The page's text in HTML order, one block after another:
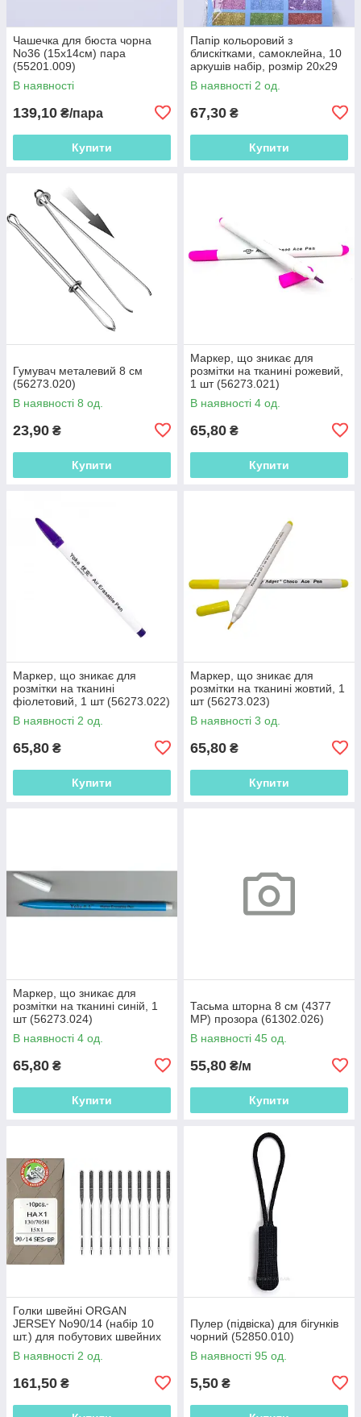
Чашечка для бюста чорна
No36 (15х14см) пара
(55201.009)
В наявності
139,10 ₴/пара
Купити
Папір кольоровий з
блискітками, самоклейна, 10
аркушів набір, розмір 20х29
см (56275.003)
В наявності 2 од.
67,30 ₴
Купити
Гумувач металевий 8 см
(56273.020)
В наявності 8 од.
23,90 ₴
Купити
Маркер, що зникає для
розмітки на тканині рожевий,
1 шт (56273.021)
В наявності 4 од.
65,80 ₴
Купити
Маркер, що зникає для
розмітки на тканині
фіолетовий, 1 шт (56273.022)
В наявності 2 од.
65,80 ₴
Купити
Маркер, що зникає для
розмітки на тканині жовтий, 1
шт (56273.023)
В наявності 3 од.
65,80 ₴
Купити
Маркер, що зникає для
розмітки на тканині синій, 1
шт (56273.024)
В наявності 4 од.
65,80 ₴
Купити
Тасьма шторна 8 см (4377
МР) прозора (61302.026)
В наявності 45 од.
55,80 ₴/м
Купити
Голки швейні ORGAN
JERSEY No90/14 (набір 10
шт.) для побутових швейних
машин (51028.054)
В наявності 2 од.
161,50 ₴
Пулер (підвіска) для бігунків
чорний (52850.010)
В наявності 95 од.
5,50 ₴